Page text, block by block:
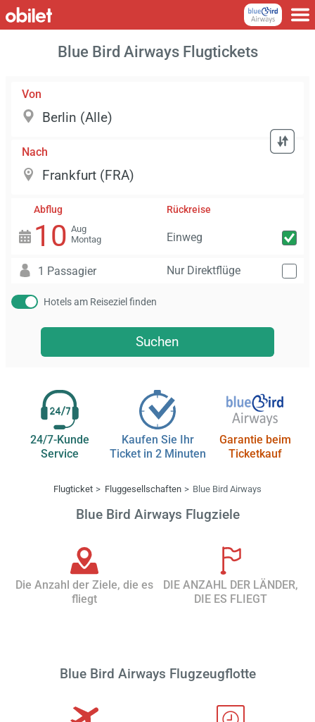
Blue Bird Airways Flugtickets
Von
Nach
Abflug
10 Aug
Montag
Rückreise
Einweg
1 Passagier Nur Direktflüge
Hotels am Reiseziel finden
Suchen
24/7-Kunde
Service
Kaufen Sie Ihr
Ticket in 2 Minuten
Garantie beim
Ticketkauf
Flugticket Fluggesellschaften Blue Bird Airways
Blue Bird Airways Flugziele
Die Anzahl der Ziele, die es
fliegt
DIE ANZAHL DER LÄNDER,
DIE ES FLIEGT
Blue Bird Airways Flugzeugflotte